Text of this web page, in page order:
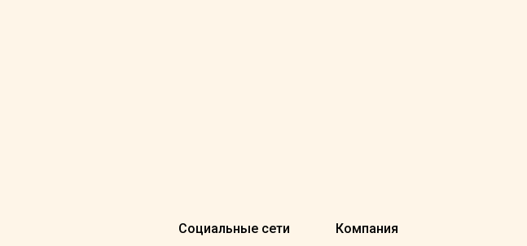
Социальные сети Компания